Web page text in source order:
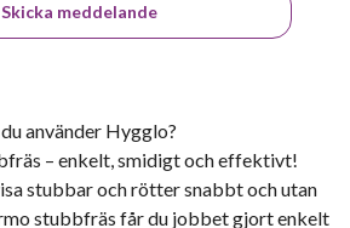
Skicka meddelande
använder Hygglo?
– enkelt, smidigt och effektivt!
stubbar och rötter snabbt och utan
stubbfräs får du jobbet gjort enkelt